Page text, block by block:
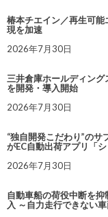
椿本チエイン／再生可
現を加速
2026年7月30日
三井倉庫ホールディング
を開発・導入開始
2026年7月30日
“独自開発こだわり”のサ
がEC自動出荷アプリ「
2026年7月30日
自動車船の荷役中断を
入 ～自力走行できない